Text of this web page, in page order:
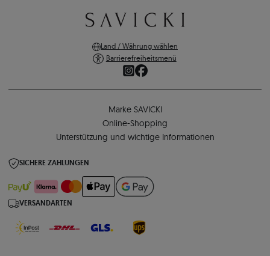
Land / Währung wählen
Barrierefreiheitsmenü
Marke SAVICKI
Online-Shopping
Unterstützung und wichtige Informationen
SICHERE ZAHLUNGEN
VERSANDARTEN